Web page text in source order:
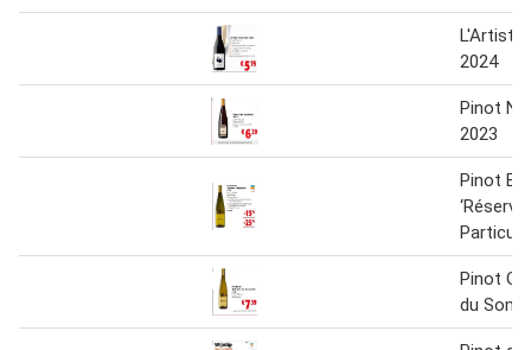
L'Artiste
2024
Pinot
2023
Pinot
‘Réserve
Pinot
du